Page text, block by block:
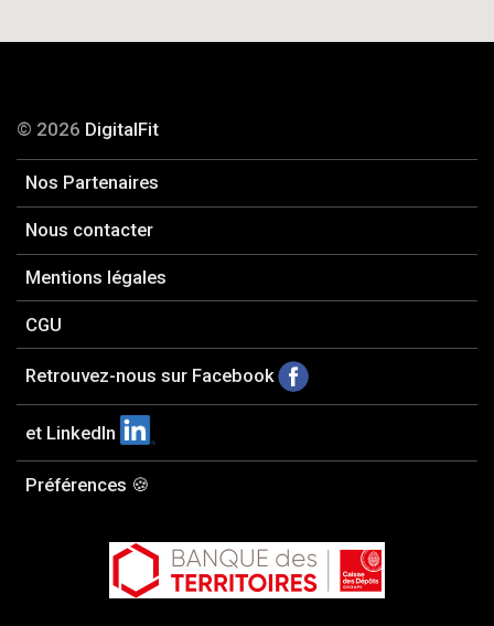
© 2026 DigitalFit
Nos Partenaires
Nous contacter
Mentions légales
CGU
Retrouvez-nous sur Facebook
et LinkedIn
Préférences 🍪